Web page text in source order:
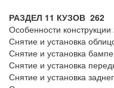
РАЗДЕЛ 11 КУЗОВ 262
Особенности конструкции
Снятие и установка
Снятие и установка
Снятие и установка
Снятие и установка